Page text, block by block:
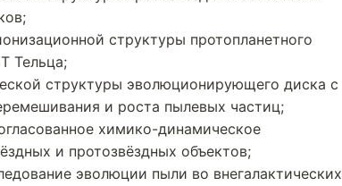
структуры протопланетного
Тельца;
структуры эволюционирующего диска с
и роста пылевых частиц;
химико-динамическое
и протозвёздных объектов;
эволюции пыли во внегалактических